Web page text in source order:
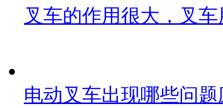
叉车的作用很大，叉
电动叉车出现哪些问